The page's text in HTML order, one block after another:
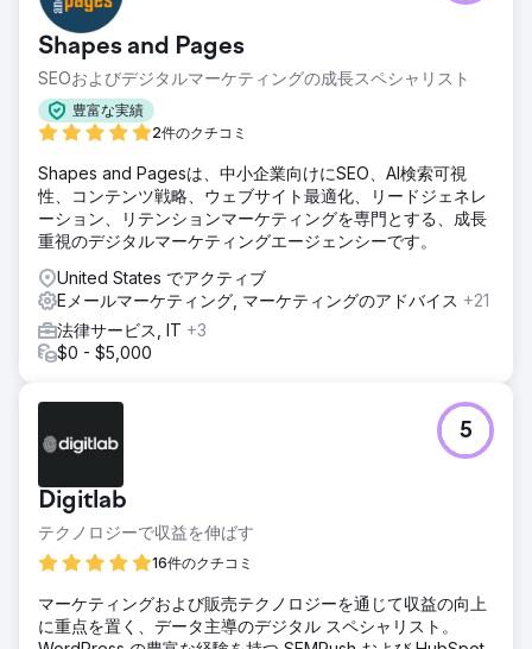
Shapes and Pages
SEOおよびデジタルマーケティングの成長スペシャリスト
豊富な実績
2件のクチコミ
Shapes and Pagesは、中小企業向けにSEO、AI検索可視
性、コンテンツ戦略、ウェブサイト最適化、リードジェネレ
ーション、リテンションマーケティングを専門とする、成長
重視のデジタルマーケティングエージェンシーです。
United States でアクティブ
Eメールマーケティング, マーケティングのアドバイス +21
法律サービス, IT +3
$0 - $5,000
Digitlab
テクノロジーで収益を伸ばす
16件のクチコミ
5
マーケティングおよび販売テクノロジーを通じて収益の向上
に重点を置く、データ主導のデジタル スペシャリスト。